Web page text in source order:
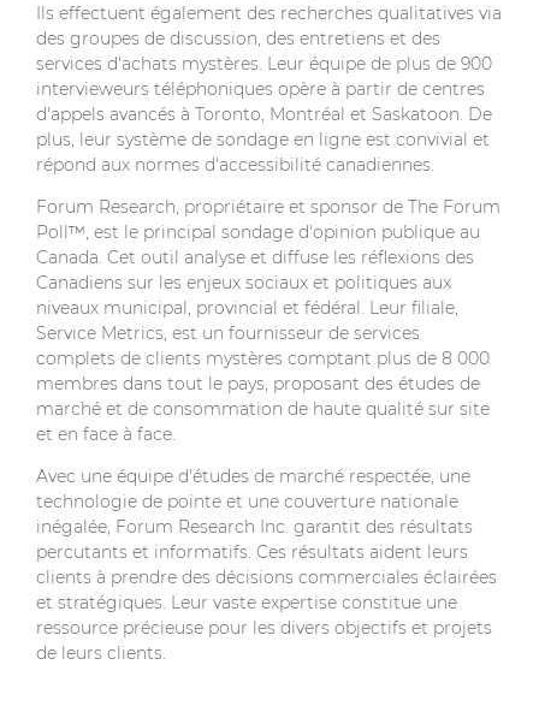
Ils effectuent également des recherches qualitatives via
des groupes de discussion, des entretiens et des
services d'achats mystères. Leur équipe de plus de 900
intervieweurs téléphoniques opère à partir de centres
d'appels avancés à Toronto, Montréal et Saskatoon. De
plus, leur système de sondage en ligne est convivial et
répond aux normes d'accessibilité canadiennes.
Forum Research, propriétaire et sponsor de The Forum
Poll™, est le principal sondage d'opinion publique au
Canada. Cet outil analyse et diffuse les réflexions des
Canadiens sur les enjeux sociaux et politiques aux
niveaux municipal, provincial et fédéral. Leur filiale,
Service Metrics, est un fournisseur de services
complets de clients mystères comptant plus de 8 000
membres dans tout le pays, proposant des études de
marché et de consommation de haute qualité sur site
et en face à face.
Avec une équipe d'études de marché respectée, une
technologie de pointe et une couverture nationale
inégalée, Forum Research Inc. garantit des résultats
percutants et informatifs. Ces résultats aident leurs
clients à prendre des décisions commerciales éclairées
et stratégiques. Leur vaste expertise constitue une
ressource précieuse pour les divers objectifs et projets
de leurs clients.